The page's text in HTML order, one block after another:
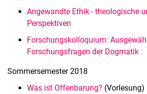
Angewandte Ethik - theologische
Perspektiven
Forschungskolloquium:
Forschungsfragen der Dogmatik
Som­mer­se­mes­ter 2018
Was ist Offenbarung? (Vorlesung)